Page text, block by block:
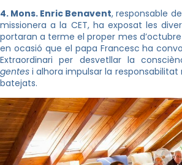
4. Mons. Enric Benavent, responsable
missionera a la CET, ha exposat les
portaran a terme el proper mes
en ocasió que el papa Francesc ha
Extraordinari per desvetllar la
gentes i alhora impulsar la
batejats.